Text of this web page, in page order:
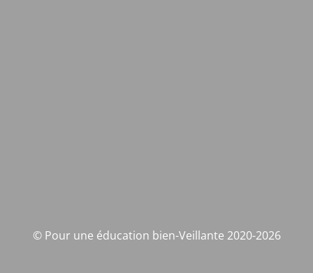
© Pour une éducation bien-Veillante 2020-2026